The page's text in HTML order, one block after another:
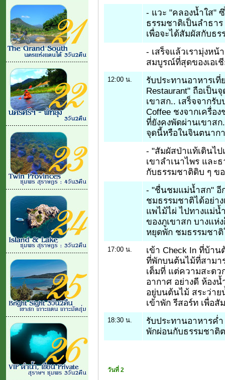
- แวะ "คลองน้ำใส"
ธรรมชาติเป็นลำธา
เพื่อจะได้สัมผัสกับธ
- เสร็จแล้วเรามุ่งหน้
สมบูรณ์ที่สุดของเอเ
12:00 น.
รับประทานอาหารเที่
Restaurant" ถือเป็
เขาสก.. เสร็จจากรั
Coffee ชงจากเครื่อ
ที่ยังคงพัดผ่านเขาสก
จุดนี้หรือในจินตนาก
- "สัมผัสป่าแท้เดินไป
เขาลำเนาไพร และ
กับธรรมชาติดิบ ๆ ข
- "ชื่นชมแม่น้ำสก" อี
ชมธรรมชาติได้อย่า
แพไม้ไผ่ ไปทางแม่
ของภูเขาสก บางแห่
หยุดพัก ชมธรรมชา
17:00 น.
เข้า Check In ที่บ้า
ที่พักบนต้นไม้ที่สามา
เต็มที่ แต่ความสะด
อากาศ อย่างดี ห้อง
อยู่บนต้นไม้ สระว่าย
เข้าพัก รีสอร์ท เพื่อสั
18:30 น.
รับประทานอาหารค่
พักผ่อนกับธรรมชาติ
วันที่ 2